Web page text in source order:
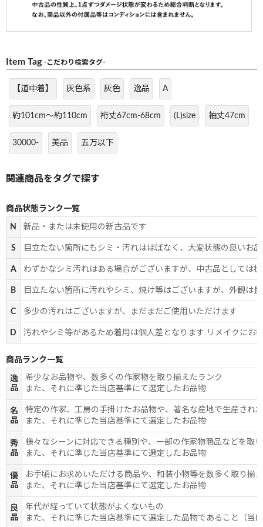
Item Tag -こだわり検索タグ-
【道中着】 灰色系 灰色 逸品 A
約101cm～約110cm 裄丈67cm-68cm (L)size 袖丈47cm
30000- 美品 五万以下
商品状態ランク一覧
N 新品・または未使用の新古品です
S 目立たない箇所にもシミ・汚れはほぼなく、大変状態の良いお
A わずかなシミ汚れはある場合がございますが、中古品としては
B 目立たない箇所に汚れやシミ、焼け等はございますが、外観は
C 多少の汚れはございますが、まだまだご使用いただけます
D 汚れやシミ等があるため着用は個人差となります リメイクにお
商品ランク一覧
逸
品
希少なお品物や、数多くの作家物を取り揃えたランク
また、それに準じた当店基準にて選定したお品物
名
品
特定の作家、工房の手掛けたお品物や、著名な産地で生産され
また、それに準じた当店基準にて選定したお品物
秀
品
様々なシーンに対応できる種別や、一部の作家物商品などを取
また、それに準じた当店基準にて選定したお品物
優
品
お手頃にお求めいただける商品や、和装小物等を数多く取り揃
また、それに準じた当店基準にて選定したお品物
良
品
年代が経っていて状態がよくないもの
また、それに準じた当店基準にて選定した品物であること（当